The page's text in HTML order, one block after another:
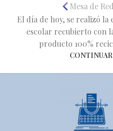
Mesa de
El día de hoy, se realizó
escolar recubierto con
producto 100%